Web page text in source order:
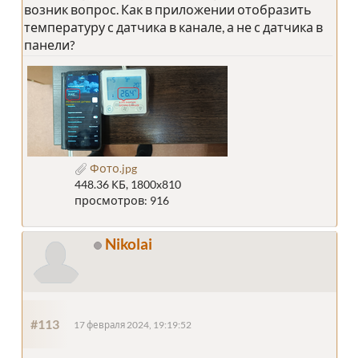
возник вопрос. Как в приложении отобразить
температуру с датчика в канале, а не с датчика в
панели?
Фото.jpg
448.36 КБ, 1800x810
просмотров: 916
Nikolai
#113 17 февраля 2024, 19:19:52